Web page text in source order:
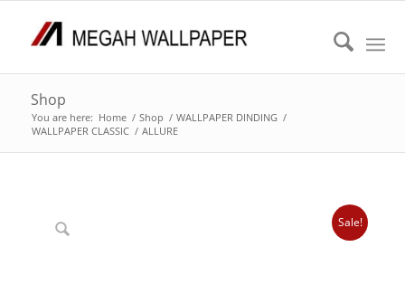
Shop
You are here: Home / Shop / WALLPAPER DINDING /
WALLPAPER CLASSIC / ALLURE
Sale!